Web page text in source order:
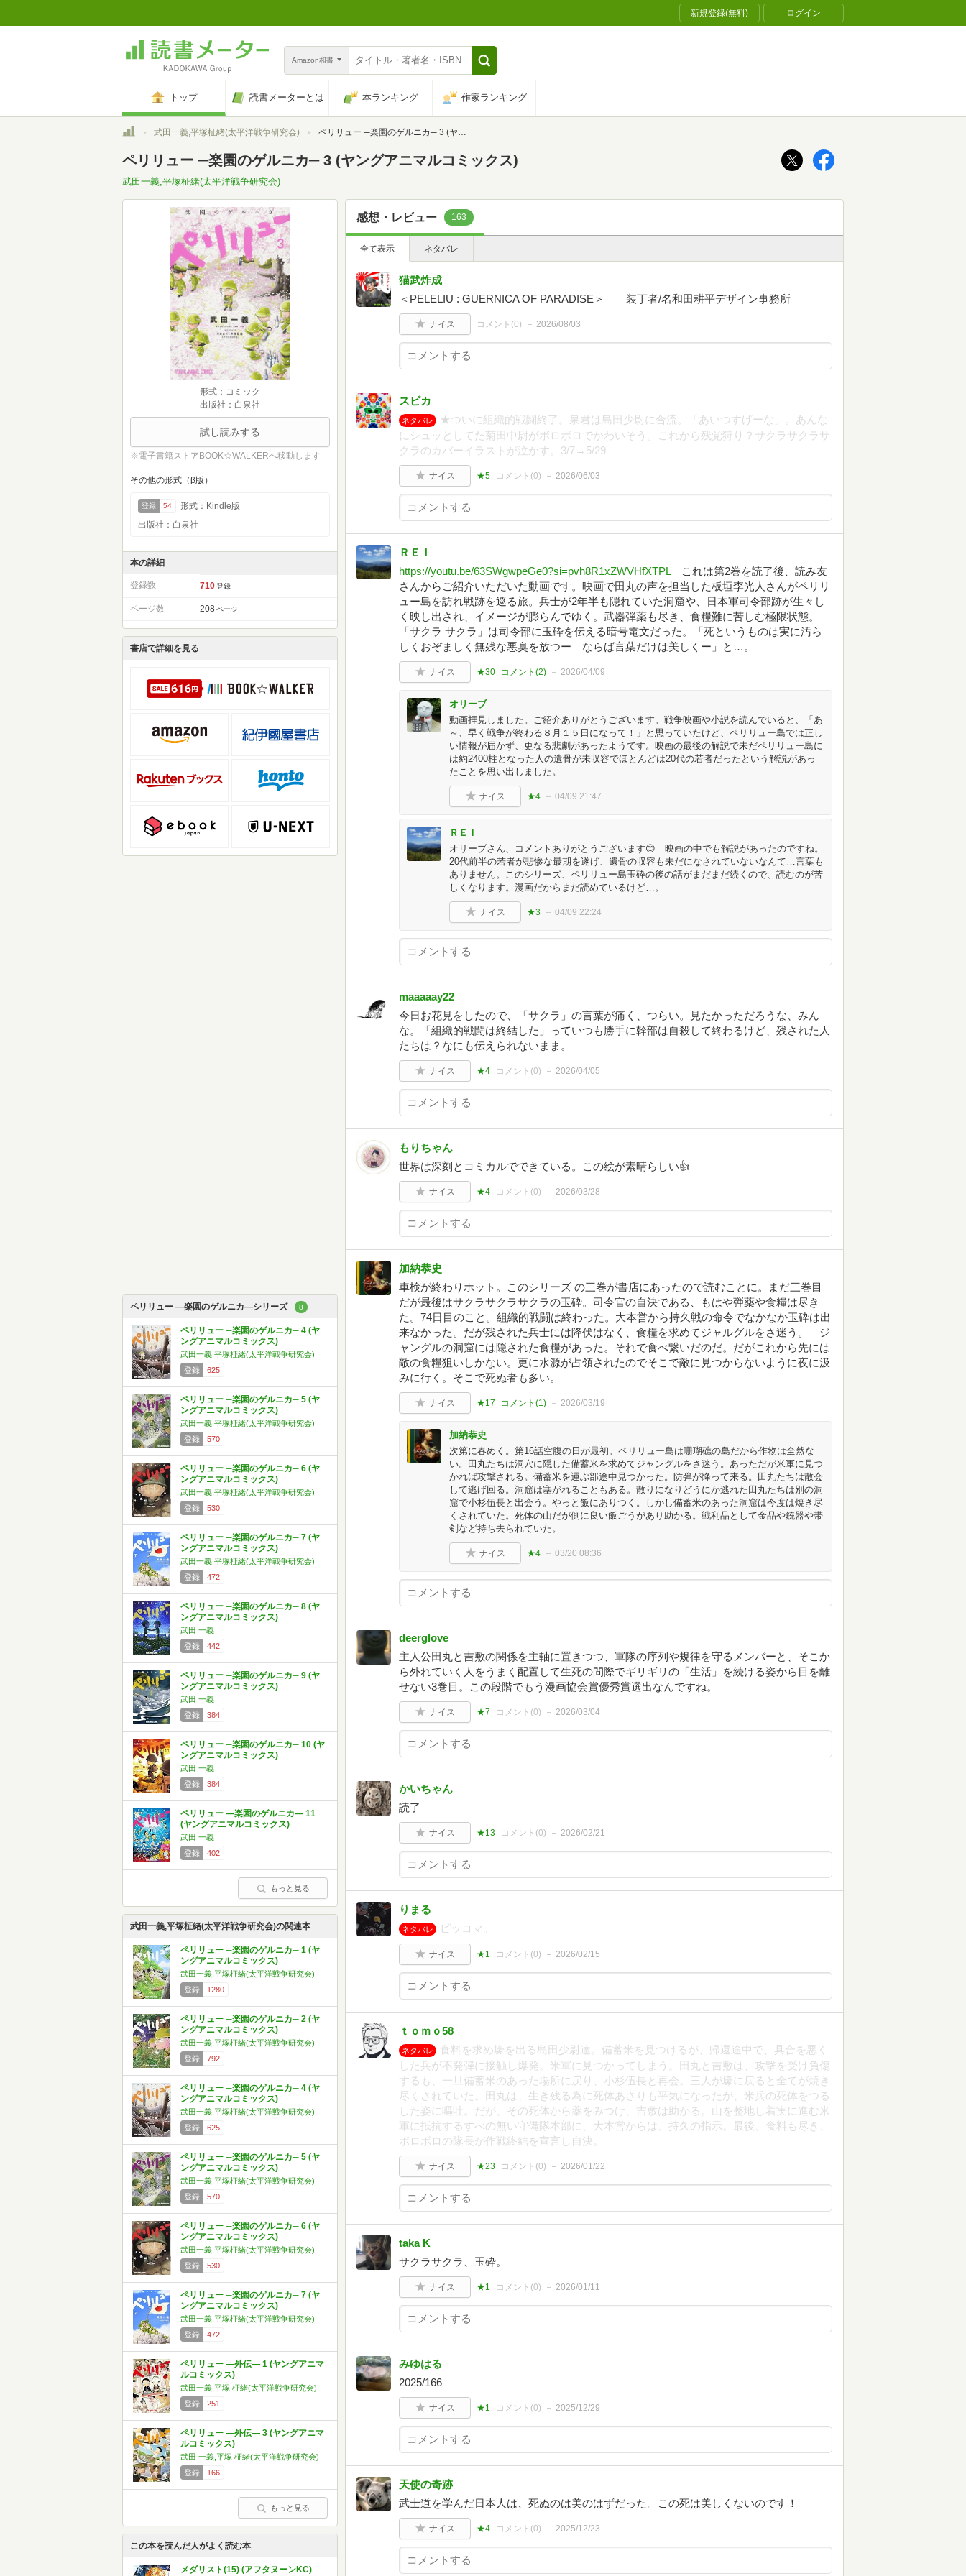
新規登録(無料) ログイン
Amazon和書
トップ 読書メーターとは 本ランキング 作家ランキング
トップ武田一義,平塚柾緒(太平洋戦争研究会) ペリリュー ─楽園のゲルニカ─ 3 (ヤングアニマルコミックス)
ペリリュー ─楽園のゲルニカ─ 3 (ヤングアニマルコミックス)
武田一義,平塚柾緒(太平洋戦争研究会)
形式：コミック
出版社：白泉社
試し読みする
※電子書籍ストアBOOK☆WALKERへ移動します
その他の形式（β版）
登録 54
形式：Kindle版
出版社：白泉社
本の詳細
登録数 710 登録
ページ数 208 ページ
書店で詳細を見る
ペリリュー ―楽園のゲルニカ―シリーズ 8
ペリリュー ─楽園のゲルニカ─ 4 (ヤ
ングアニマルコミックス)
武田一義,平塚柾緒(太平洋戦争研究会)
登録
625
ペリリュー ─楽園のゲルニカ─ 5 (ヤ
ングアニマルコミックス)
武田一義,平塚柾緒(太平洋戦争研究会)
登録
570
ペリリュー ─楽園のゲルニカ─ 6 (ヤ
ングアニマルコミックス)
武田一義,平塚柾緒(太平洋戦争研究会)
登録
530
ペリリュー ─楽園のゲルニカ─ 7 (ヤ
ングアニマルコミックス)
武田一義,平塚柾緒(太平洋戦争研究会)
登録
472
ペリリュー ─楽園のゲルニカ─ 8 (ヤ
ングアニマルコミックス)
武田 一義
登録
442
ペリリュー ─楽園のゲルニカ─ 9 (ヤ
ングアニマルコミックス)
武田 一義
登録
384
ペリリュー ─楽園のゲルニカ─ 10 (ヤ
ングアニマルコミックス)
武田 一義
登録
384
ペリリュー ―楽園のゲルニカ― 11
(ヤングアニマルコミックス)
武田 一義
登録
402
もっと見る
武田一義,平塚柾緒(太平洋戦争研究会)の関連本
ペリリュー ─楽園のゲルニカ─ 1 (ヤ
ングアニマルコミックス)
武田一義,平塚柾緒(太平洋戦争研究会)
登録
1280
ペリリュー ─楽園のゲルニカ─ 2 (ヤ
ングアニマルコミックス)
武田一義,平塚柾緒(太平洋戦争研究会)
登録
792
ペリリュー ─楽園のゲルニカ─ 4 (ヤ
ングアニマルコミックス)
武田一義,平塚柾緒(太平洋戦争研究会)
登録
625
ペリリュー ─楽園のゲルニカ─ 5 (ヤ
ングアニマルコミックス)
武田一義,平塚柾緒(太平洋戦争研究会)
登録
570
ペリリュー ─楽園のゲルニカ─ 6 (ヤ
ングアニマルコミックス)
武田一義,平塚柾緒(太平洋戦争研究会)
登録
530
ペリリュー ─楽園のゲルニカ─ 7 (ヤ
ングアニマルコミックス)
武田一義,平塚柾緒(太平洋戦争研究会)
登録
472
ペリリュー ―外伝― 1 (ヤングアニマ
ルコミックス)
武田一義,平塚 柾緒(太平洋戦争研究会)
登録
251
ペリリュー ―外伝― 3 (ヤングアニマ
ルコミックス)
武田 一義,平塚 柾緒(太平洋戦争研究会)
登録
166
もっと見る
この本を読んだ人がよく読む本
メダリスト(15) (アフタヌーンKC)
感想・レビュー 163
全て表示 ネタバレ
猫武炸成
＜PELELIU : GUERNICA OF PARADISE＞ 装丁者/名和田耕平デザイン事務所
ナイス コメント(0) 2026/08/03
スピカ
ネタバレ
★ついに組織的戦闘終了。泉君は島田少尉に合流。「あいつすげーな」。あんな
にシュッとしてた菊田中尉がボロボロでかわいそう。これから残党狩り？サクラサクラサ
クラのカバーイラストが泣かす。3/7→5/29
ナイス ★5 コメント(0) 2026/06/03
ＲＥＩ
https://youtu.be/63SWgwpeGe0?si=pvh8R1xZWVHfXTPLこれは第2巻を読了後、読み友
さんからご紹介いただいた動画です。映画で田丸の声を担当した板垣李光人さんがペリリ
ュー島を訪れ戦跡を巡る旅。兵士が2年半も隠れていた洞窟や、日本軍司令部跡が生々し
く映し出され、イメージが膨らんでゆく。武器弾薬も尽き、食糧難に苦しむ極限状態。
「サクラ サクラ」は司令部に玉砕を伝える暗号電文だった。「死というものは実に汚ら
しくおぞましく無残な悪臭を放つー ならば言葉だけは美しくー」と…。
ナイス ★30 コメント(2) 2026/04/09
オリーブ
動画拝見しました。ご紹介ありがとうございます。戦争映画や小説を読んでいると、「あ
～、早く戦争が終わる８月１５日になって！」と思っていたけど、ペリリュー島では正し
い情報が届かず、更なる悲劇があったようです。映画の最後の解説で未だペリリュー島に
は約2400柱となった人の遺骨が未収容でほとんどは20代の若者だったという解説があっ
たことを思い出しました。
ナイス ★4 04/09 21:47
ＲＥＩ
オリーブさん、コメントありがとうございます😊 映画の中でも解説があったのですね。
20代前半の若者が悲惨な最期を遂げ、遺骨の収容も未だになされていないなんて…言葉も
ありません。このシリーズ、ペリリュー島玉砕の後の話がまだまだ続くので、読むのが苦
しくなります。漫画だからまだ読めているけど…。
ナイス ★3 04/09 22:24
maaaaay22
今日お花見をしたので、「サクラ」の言葉が痛く、つらい。見たかっただろうな、みん
な。「組織的戦闘は終結した」っていつも勝手に幹部は自殺して終わるけど、残された人
たちは？なにも伝えられないまま。
ナイス ★4 コメント(0) 2026/04/05
もりちゃん
世界は深刻とコミカルでできている。この絵が素晴らしい👍
ナイス ★4 コメント(0) 2026/03/28
加納恭史
車検が終わりホット。このシリーズ の三巻が書店にあったので読むことに。まだ三巻目
だが最後はサクラサクラサクラの玉砕。司令官の自決である、もはや弾薬や食糧は尽き
た。74日目のこと。組織的戦闘は終わった。大本営から持久戦の命令でなかなか玉砕は出
来なかった。だが残された兵士には降伏はなく、食糧を求めてジャルグルをさ迷う。 ジ
ャングルの洞窟には隠された食糧があった。それで食べ繋いだのだ。だがこれから先には
敵の食糧狙いしかない。更に水源が占領されたのでそこで敵に見つからないように夜に汲
みに行く。そこで死ぬ者も多い。
ナイス ★17 コメント(1) 2026/03/19
加納恭史
次第に春めく。第16話空腹の日が最初。ペリリュー島は珊瑚礁の島だから作物は全然な
い。田丸たちは洞穴に隠した備蓄米を求めてジャングルをさ迷う。あっただが米軍に見つ
かれば攻撃される。備蓄米を運ぶ部途中見つかった。防弾が降って来る。田丸たちは散会
して逃げ回る。洞窟は塞がれることもある。散りになりどうにか逃れた田丸たちは別の洞
窟で小杉伍長と出会う。やっと飯にありつく。しかし備蓄米のあった洞窟は今度は焼き尽
くされていた。死体の山だが側に良い飯ごうがあり助かる。戦利品として金品や銃器や帯
剣など持ち去られていた。
ナイス ★4 03/20 08:36
deerglove
主人公田丸と吉敷の関係を主軸に置きつつ、軍隊の序列や規律を守るメンバーと、そこか
ら外れていく人をうまく配置して生死の間際でギリギリの「生活」を続ける姿から目を離
せない3巻目。この段階でもう漫画協会賞優秀賞選出なんですね。
ナイス ★7 コメント(0) 2026/03/04
かいちゃん
読了
ナイス ★13 コメント(0) 2026/02/21
りまる
ネタバレ ピッコマ。
ナイス ★1 コメント(0) 2026/02/15
ｔｏｍｏ58
ネタバレ
食料を求め壕を出る島田少尉達。備蓄米を見つけるが、帰還途中で、具合を悪く
した兵が不発弾に接触し爆発。米軍に見つかってしまう。田丸と吉敷は、攻撃を受け負傷
するも、一旦備蓄米のあった場所に戻り、小杉伍長と再会。三人が壕に戻ると全てが焼き
尽くされていた。田丸は、生き残る為に死体あさりも平気になったが、米兵の死体をつる
した姿に嘔吐。だが、その死体から薬をみつけ、吉敷は助かる。山を整地し着実に進む米
軍に抵抗するすべの無い守備隊本部に、大本営からは、持久の指示。最後、食料も尽き、
ボロボロの隊長が作戦終結を宣言し自決。
ナイス ★23 コメント(0) 2026/01/22
taka K
サクラサクラ、玉砕。
ナイス ★1 コメント(0) 2026/01/11
みゆはる
2025/166
ナイス ★1 コメント(0) 2025/12/29
天使の奇跡
武士道を学んだ日本人は、死ぬのは美のはずだった。この死は美しくないのです！
ナイス ★4 コメント(0) 2025/12/23